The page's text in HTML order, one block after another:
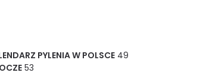
PYLENIA W POLSCE 49
53